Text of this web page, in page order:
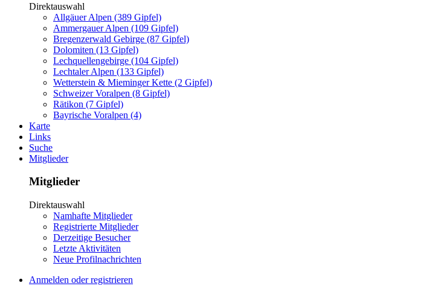
Direktauswahl
Allgäuer Alpen (389 Gipfel)
Ammergauer Alpen (109 Gipfel)
Bregenzerwald Gebirge (87 Gipfel)
Dolomiten (13 Gipfel)
Lechquellengebirge (104 Gipfel)
Lechtaler Alpen (133 Gipfel)
Wetterstein & Mieminger Kette (2 Gipfel)
Schweizer Voralpen (8 Gipfel)
Rätikon (7 Gipfel)
Bayrische Voralpen (4)
Karte
Links
Suche
Mitglieder
Mitglieder
Direktauswahl
Namhafte Mitglieder
Registrierte Mitglieder
Derzeitige Besucher
Letzte Aktivitäten
Neue Profilnachrichten
Anmelden oder registrieren